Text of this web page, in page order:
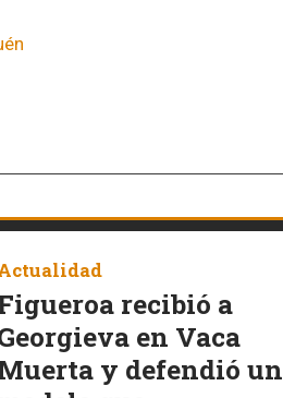
recibió a
en Vaca
y defendió un